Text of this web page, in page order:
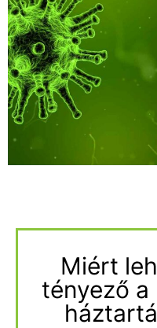
Miért
tényező a